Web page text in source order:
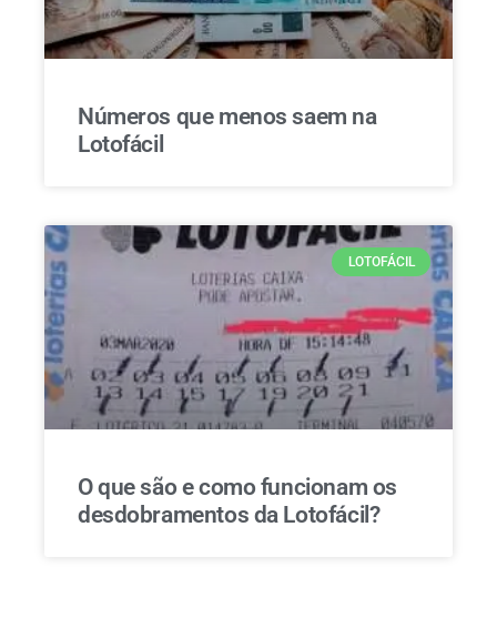
Números que menos saem na
Lotofácil
LOTOFÁCIL
O que são e como funcionam os
desdobramentos da Lotofácil?